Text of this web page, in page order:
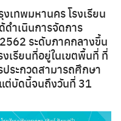
เทพมหานคร โรงเรียน
ดำเนินการจัดการ
ระดับภาคกลางขึ้น
เรียนที่อยู่ในเขตพื้นที่ ที่
ระกวดสามารถศึกษา
ต่บัดนี้จนถึงวันที่ 31